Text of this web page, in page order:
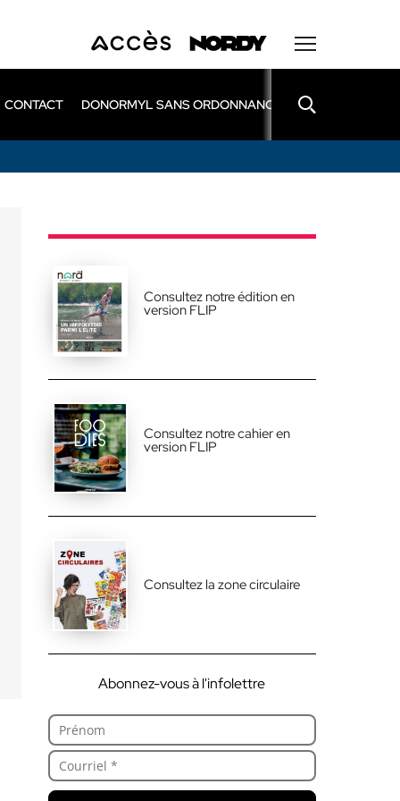
CONTACT DONORMYL SANS ORDONNANCE LEXOMIL SANS
Consultez notre édition en
version FLIP
Consultez notre cahier en
version FLIP
Consultez la zone circulaire
Abonnez-vous à l'infolettre